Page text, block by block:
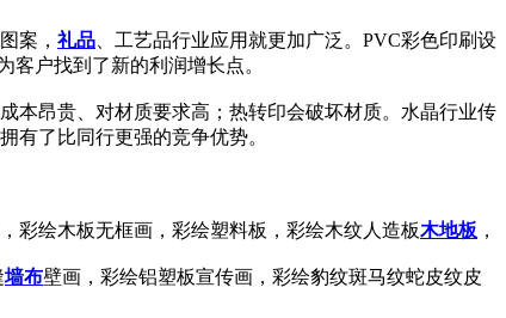
案， 礼品 、工艺品行业应用就更加广泛。PVC彩色印刷设
户找到了新的利润增长点。
本昂贵、对材质要求高；热转印会破坏材质。水晶行业传
有了比同行更强的竞争优势。
彩绘木板无框画，彩绘塑料板，彩绘木纹人造板木地板 ，
墙布壁画，彩绘铝塑板宣传画，彩绘豹纹斑马纹蛇皮纹皮